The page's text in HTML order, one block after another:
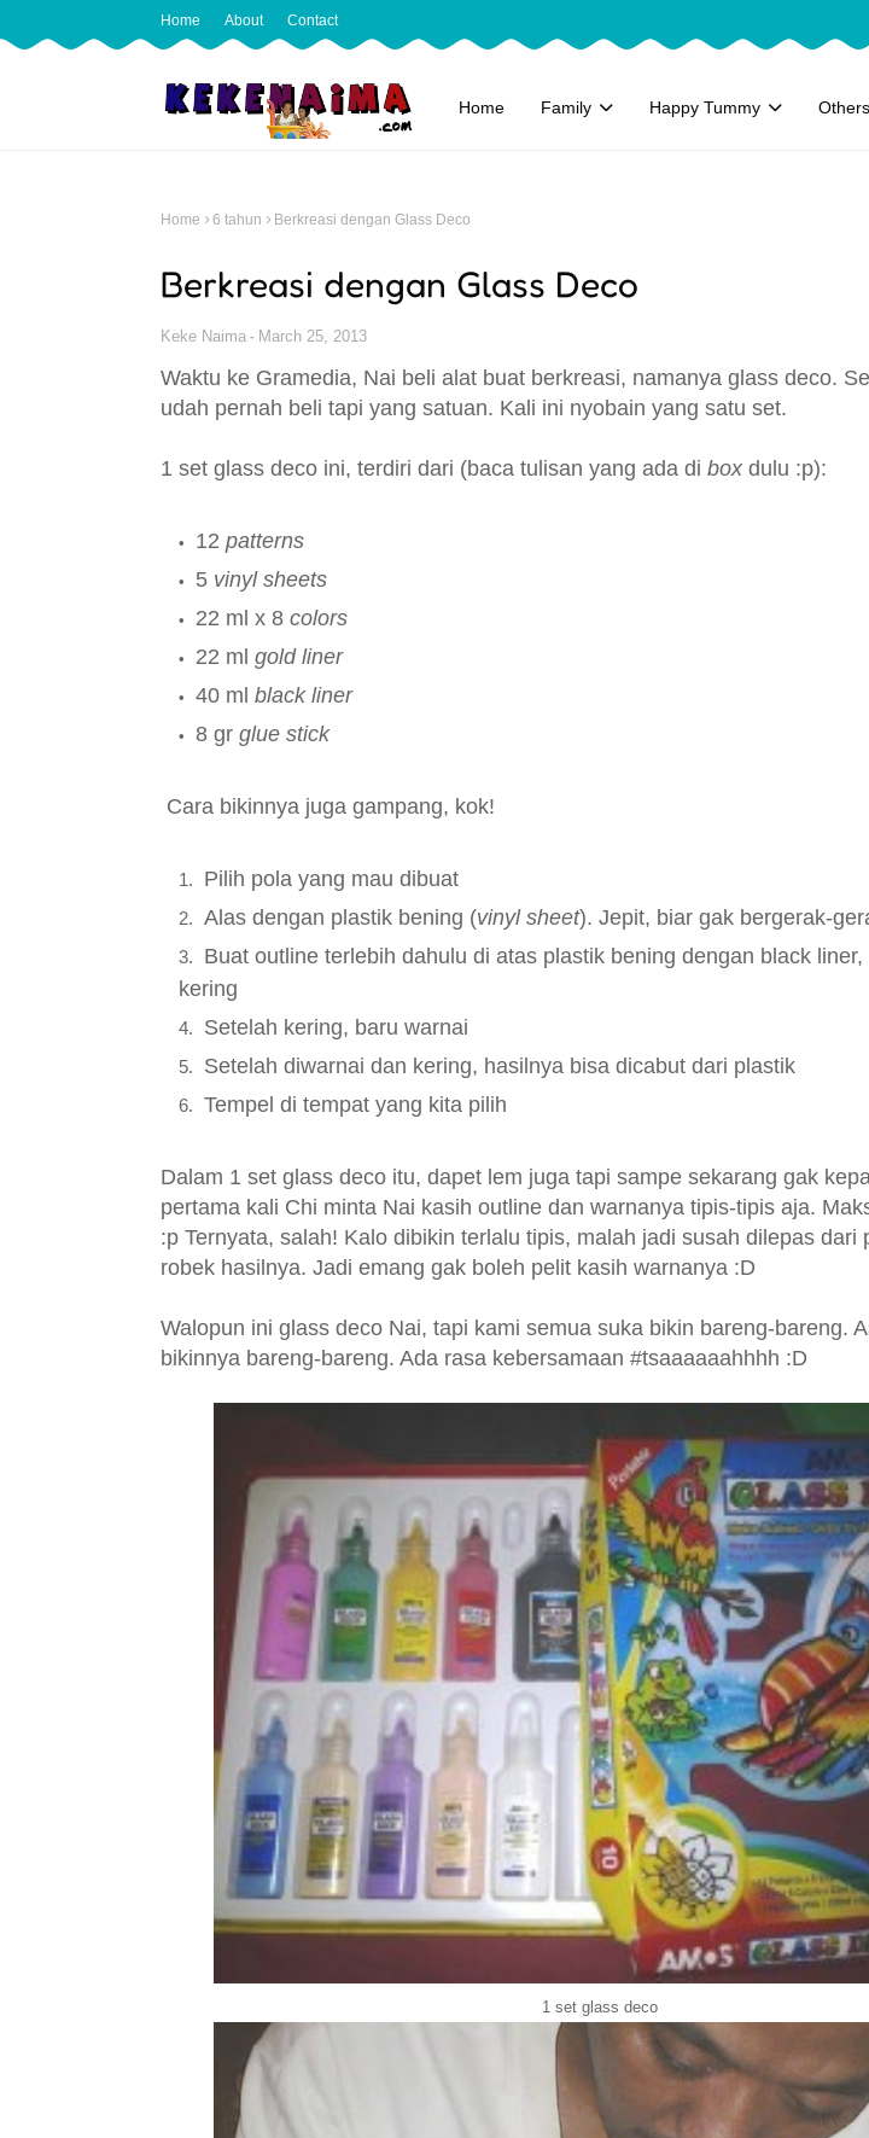
Home About Contact
Home Family Happy Tummy Others
Home 6 tahun Berkreasi dengan Glass Deco
Berkreasi dengan Glass Deco
Keke Naima March 25, 2013
Waktu ke Gramedia, Nai beli alat buat berkreasi, namanya glass deco.
udah pernah beli tapi yang satuan. Kali ini nyobain yang satu set.
1 set glass deco ini, terdiri dari (baca tulisan yang ada di boxdulu :p):
12 patterns
5 vinyl sheets
22 ml x 8 colors
22 ml gold liner
40 ml black liner
8 gr glue stick
Cara bikinnya juga gampang, kok!
Pilih pola yang mau dibuat
Alas dengan plastik bening (vinyl sheet). Jepit, biar gak bergerak-
Buat outline terlebih dahulu di atas plastik bening dengan black
kering
Setelah kering, baru warnai
Setelah diwarnai dan kering, hasilnya bisa dicabut dari plastik
Tempel di tempat yang kita pilih
Dalam 1 set glass deco itu, dapet lem juga tapi sampe sekarang gak
pertama kali Chi minta Nai kasih outline dan warnanya tipis-tipis aja.
:p Ternyata, salah! Kalo dibikin terlalu tipis, malah jadi susah dilepas dari
robek hasilnya. Jadi emang gak boleh pelit kasih warnanya :D
Walopun ini glass deco Nai, tapi kami semua suka bikin bareng-bareng.
bikinnya bareng-bareng. Ada rasa kebersamaan #tsaaaaaahhhh :D
1 set glass deco